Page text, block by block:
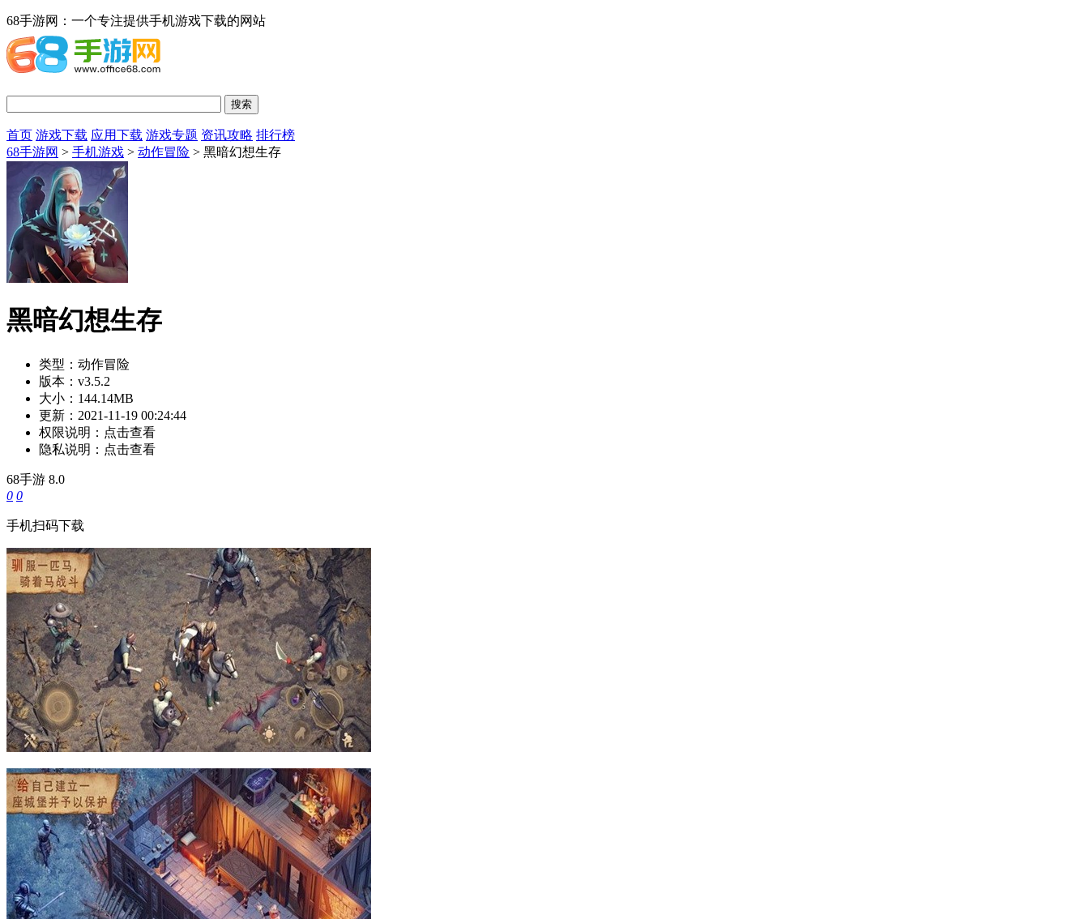
68手游网：一个专注提供手机游戏下载的网站
首页 游戏下载 应用下载 游戏专题 资讯攻略 排行榜
68手游网 > 手机游戏 > 动作冒险 > 黑暗幻想生存
黑暗幻想生存
类型： 动作冒险
版本： v3.5.2
大小： 144.14MB
更新： 2021-11-19 00:24:44
权限说明： 点击查看
隐私说明： 点击查看
68手游 8.0
0 0
手机扫码下载